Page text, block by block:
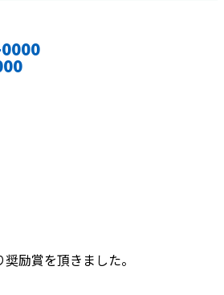
励賞を頂きました。